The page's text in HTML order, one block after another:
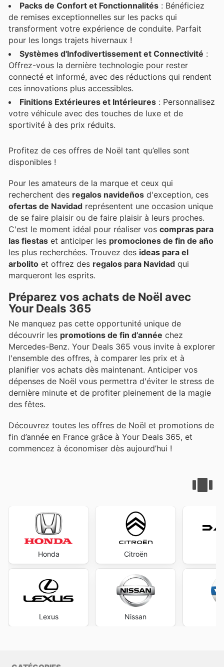
Packs de Confort et Fonctionnalités : Bénéficiez
de remises exceptionnelles sur les packs qui
transforment votre expérience de conduite. Parfait
pour les longs trajets hivernaux !
Systèmes d'Infodivertissement et Connectivité :
Offrez-vous la dernière technologie pour rester
connecté et informé, avec des réductions qui rendent
ces innovations plus accessibles.
Finitions Extérieures et Intérieures : Personnalisez
votre véhicule avec des touches de luxe et de
sportivité à des prix réduits.
Profitez de ces offres de Noël tant qu’elles sont
disponibles !
Pour les amateurs de la marque et ceux qui
recherchent des regalos navideños d'exception, ces
ofertas de Navidad représentent une occasion unique
de se faire plaisir ou de faire plaisir à leurs proches.
C'est le moment idéal pour réaliser vos compras para
las fiestas et anticiper les promociones de fin de año
les plus recherchées. Trouvez des ideas para el
arbolito et offrez des regalos para Navidad qui
marqueront les esprits.
Préparez vos achats de Noël avec
Your Deals 365
Ne manquez pas cette opportunité unique de
découvrir les promotions de fin d’année chez
Mercedes-Benz. Your Deals 365 vous invite à explorer
l'ensemble des offres, à comparer les prix et à
planifier vos achats dès maintenant. Anticiper vos
dépenses de Noël vous permettra d'éviter le stress de
dernière minute et de profiter pleinement de la magie
des fêtes.
Découvrez toutes les offres de Noël et promotions de
fin d’année en France grâce à Your Deals 365, et
commencez à économiser dès aujourd’hui !
Honda
Lexus
Citroën
Nissan